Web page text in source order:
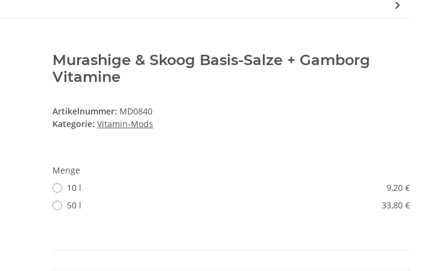
Murashige & Skoog Basis-Salze + Gamborg
Vitamine
Artikelnummer: MD0840
Kategorie: Vitamin-Mods
Menge
10 l
9,20 €
50 l
33,80 €